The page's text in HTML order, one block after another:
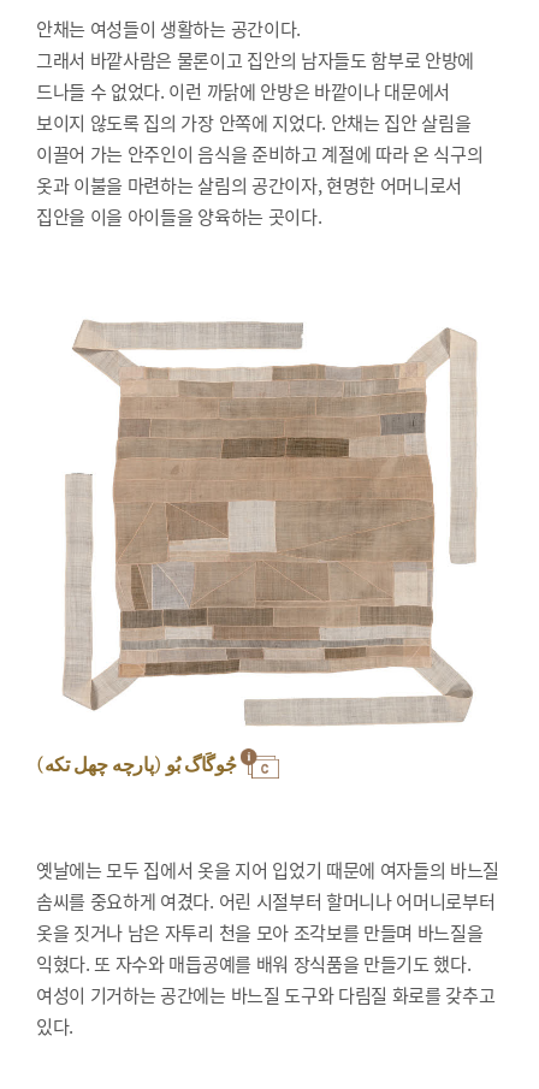
안채는 여성들이 생활하는 공간이다.
그래서 바깥사람은 물론이고 집안의 남자들도 함부로 안방에
드나들 수 없었다. 이런 까닭에 안방은 바깥이나 대문에서
보이지 않도록 집의 가장 안쪽에 지었다. 안채는 집안 살림을
이끌어 가는 안주인이 음식을 준비하고 계절에 따라 온 식구의
옷과 이불을 마련하는 살림의 공간이자, 현명한 어머니로서
집안을 이을 아이들을 양육하는 곳이다.
جُوگَاگ بُو (پارچه چهل تکه)
옛날에는 모두 집에서 옷을 지어 입었기 때문에 여자들의 바느질
솜씨를 중요하게 여겼다. 어린 시절부터 할머니나 어머니로부터
옷을 짓거나 남은 자투리 천을 모아 조각보를 만들며 바느질을
익혔다. 또 자수와 매듭공예를 배워 장식품을 만들기도 했다.
여성이 기거하는 공간에는 바느질 도구와 다림질 화로를 갖추고
있다.